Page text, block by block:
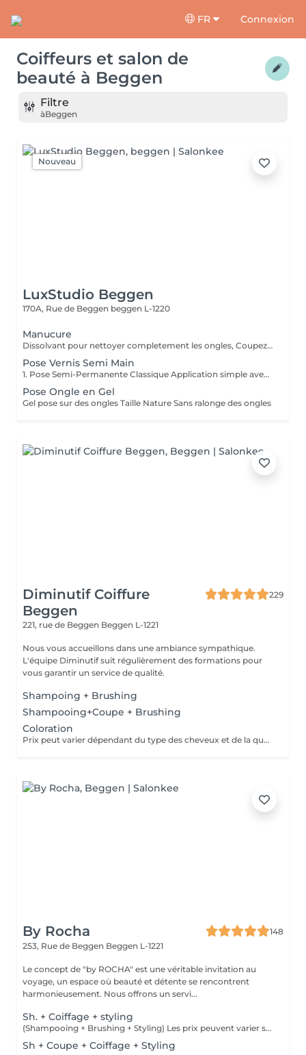
FR Connexion
Coiffeurs et salon de
beauté à Beggen
Filtre
àBeggen
Nouveau
LuxStudio Beggen
170A, Rue de Beggen beggen L-1220
Manucure
Dissolvant pour nettoyer completement les ongles, Coupez et Modelez les ongles avec une lime, Mouillez les mains quelques minutes pour ramollir les cuticules, Pousses les Cuticules avec batone pour repousser doucement vers l'arrière et coupez les excès, Hydratez les Mains avec crème et les cuticules pour maintenir la peau douce, Appliquez une base transparent pour protéger les ongles. Attendez suffisamment de tempos pour sèche.
Pose Vernis Semi Main
1. Pose Semi-Permanente Classique Application simple avec une fine couche de base. Idéale pour celles qui souhaitent de la couleur, de la brillance et un léger renfort. Tenue moyenne 2 semaines. 2. Pose Semi + Renfort Combinaison d'une base classique avec une couche de renfort. Offre une meilleure résistance que le semi-permanent classique, parfaite pour les ongles naturels. Moyenne Tenue de 2 à 3 semaines. 3. Pose Semi + Fiber Ultra Base classique combinée à un gel enrichi en fibres, idéale pour les ongles fragiles ou nécessitant un renforcement supplémentaire. Tenue Moyenne 3 à 4 semaines.
Pose Ongle en Gel
Gel pose sur des ongles Taille Nature Sans ralonge des ongles
Diminutif Coiffure
Beggen
229
221, rue de Beggen Beggen L-1221
Nous vous accueillons dans une ambiance sympathique.
L'équipe Diminutif suit régulièrement des formations pour
vous garantir un service de qualité.
Shampoing + Brushing
Shampooing+Coupe + Brushing
Coloration
Prix peut varier dépendant du type des cheveux et de la quantité de couleur utilisée
By Rocha
148
253, Rue de Beggen Beggen L-1221
Le concept de "by ROCHA" est une véritable invitation au
voyage, un espace où beauté et détente se rencontrent
harmonieusement. Nous offrons un servi...
Sh. + Coiffage + styling
(Shampooing + Brushing + Styling) Les prix peuvent varier selon longueurs, épaisseur et la complexité du travail.
Sh + Coupe + Coiffage + Styling